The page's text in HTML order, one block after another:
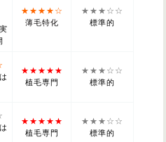
★★★★☆
薄毛特化
★★★☆☆
標準的
★★★★★
植毛専門
★★★☆☆
標準的
★★★★★
植毛専門
★★★☆☆
標準的